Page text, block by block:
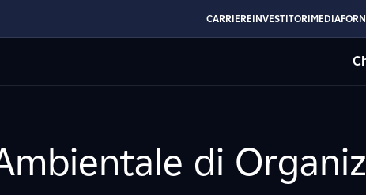
CARRIEREINVESTITORIMEDIA
di